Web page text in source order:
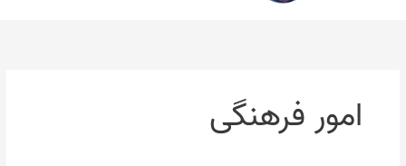
امور فرهنگی